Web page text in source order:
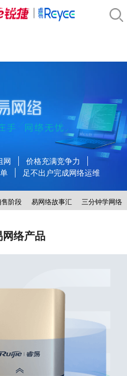
网
价格充满竞争力
足不出户完成网络运维
售阶段 易网络故事汇 三分钟学网络
网络产品